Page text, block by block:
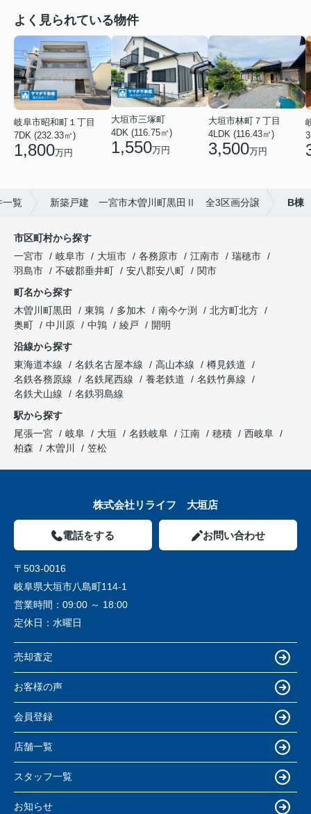
よく見られている物件
岐阜市昭和町１丁目
7DK (232.33㎡)
1,800万円
大垣市三塚町
4DK (116.75㎡)
1,550万円
大垣市林町７丁目
4LDK (116.43㎡)
3,500万円
一覧 新築戸建 一宮市木曽川町黒田Ⅱ 全3区画分譲 B棟
市区町村から探す
一宮市
岐阜市 大垣市 各務原市 江南市
瑞穂市
羽島市
不破郡垂井町 安八郡安八町
関市
町名から探す
木曽川町黒田
東鶉 多加木 南今ケ渕
北方町北方
奥町
中川原 中鶉 綾戸
開明
沿線から探す
東海道本線
名鉄名古屋本線 高山本線
樽見鉄道
名鉄各務原線
名鉄尾西線 養老鉄道
名鉄竹鼻線
名鉄犬山線
名鉄羽島線
駅から探す
尾張一宮
岐阜 大垣 名鉄岐阜 江南 穂積
西岐阜
柏森
木曽川 笠松
株式会社リライフ 大垣店
電話をする お問い合わせ
〒503-0016
岐阜県大垣市八島町114-1
営業時間： 09:00 ～ 18:00
定休日： 水曜日
売却査定
お客様の声
会員登録
店舗一覧
スタッフ一覧
お知らせ